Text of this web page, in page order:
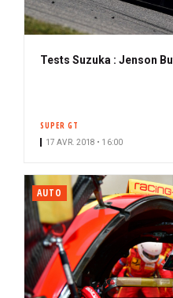
Tests Suzuka : Jenson
SUPER GT
17 AVR. 2018 • 16:00
AUTO